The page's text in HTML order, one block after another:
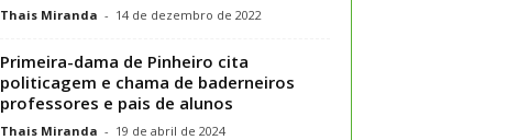
Thais Miranda - 14 de dezembro de 2022
Primeira-dama de Pinheiro cita
politicagem e chama de baderneiros
professores e pais de alunos
Thais Miranda - 19 de abril de 2024